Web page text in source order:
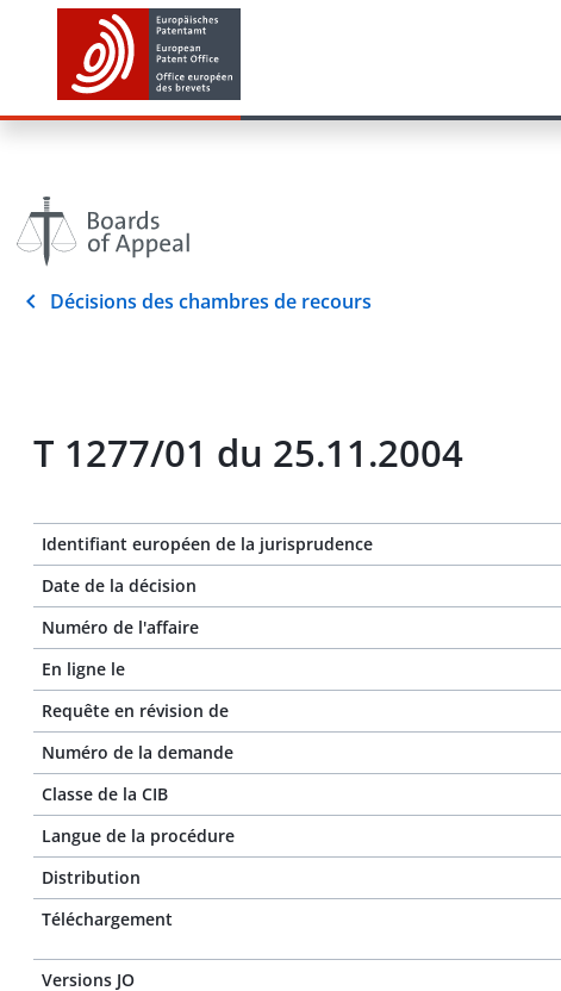
Décisions des chambres de recours
T 1277/01 du 25.11.2004
Identifiant européen de la jurisprudence
Date de la décision
Numéro de l'affaire
En ligne le
Requête en révision de
Numéro de la demande
Classe de la CIB
Langue de la procédure
Distribution
Téléchargement
Versions JO